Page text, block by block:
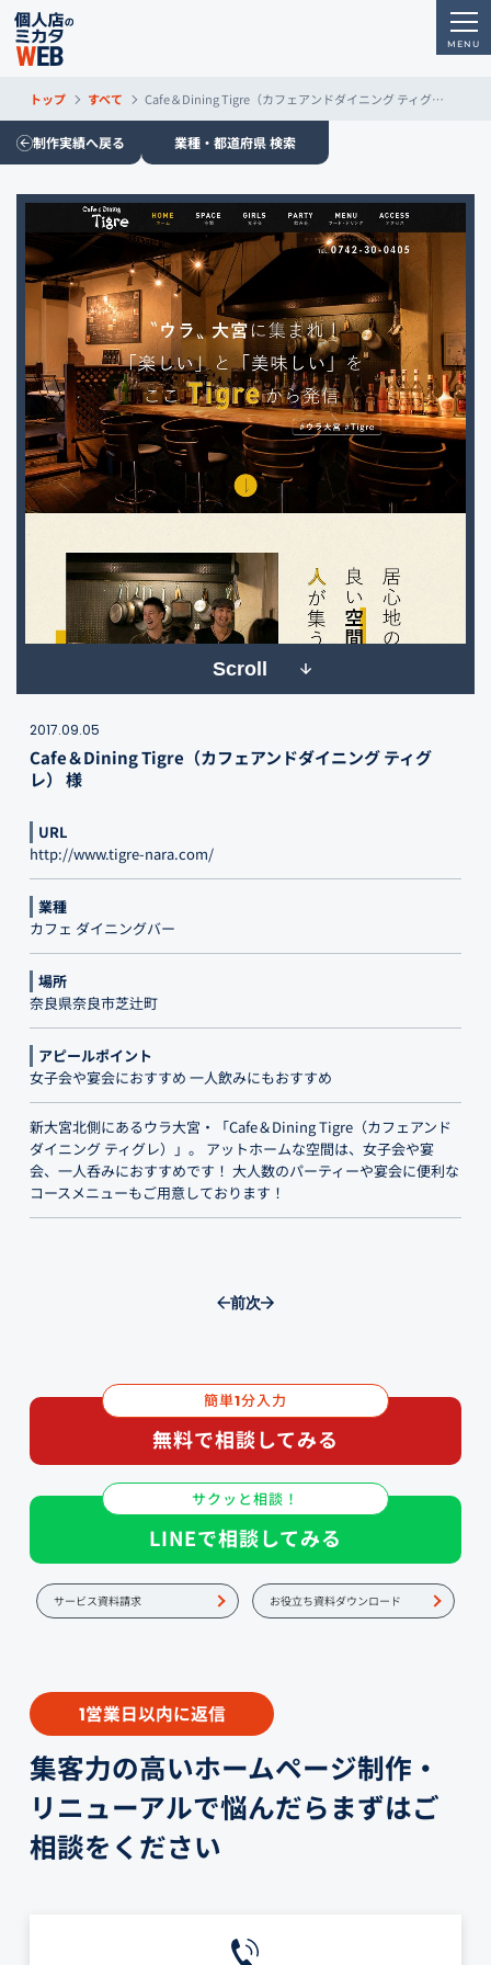
トップ すべて Cafe＆Dining Tigre（カフェアンドダイニング ティグレ）
制作実績へ戻る 業種・都道府県 検索
Scroll
2017.09.05
Cafe＆Dining Tigre（カフェアンドダイニング ティグ
レ） 様
URL
http://www.tigre-nara.com/
業種
カフェ ダイニングバー
場所
奈良県奈良市芝辻町
アピールポイント
女子会や宴会におすすめ 一人飲みにもおすすめ
新大宮北側にあるウラ大宮・「Cafe＆Dining Tigre（カフェアンド
ダイニング ティグレ）」。 アットホームな空間は、女子会や宴
会、一人呑みにおすすめです！ 大人数のパーティーや宴会に便利な
コースメニューもご用意しております！
前次
簡単1分入力
無料で相談してみる
サクッと相談！
LINEで相談してみる
サービス資料請求 お役立ち資料ダウンロード
1営業日以内に返信
集客力の高いホームページ制作・
リニューアルで悩んだらまずはご
相談をください